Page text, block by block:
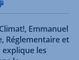
Emmanuel
Réglementaire et
les